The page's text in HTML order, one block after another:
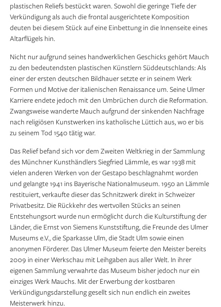
plastischen Reliefs bestückt waren. Sowohl die geringe Tiefe der
Verkündigung als auch die frontal ausgerichtete Komposition
deuten bei diesem Stück auf eine Einbettung in die Innenseite eines
Altarflügels hin.
Nicht nur aufgrund seines handwerklichen Geschicks gehört Mauch
zu den bedeutendsten plastischen Künstlern Süddeutschlands: Als
einer der ersten deutschen Bildhauer setzte er in seinem Werk
Formen und Motive der italienischen Renaissance um. Seine Ulmer
Karriere endete jedoch mit den Umbrüchen durch die Reformation.
Zwangsweise wanderte Mauch aufgrund der sinkenden Nachfrage
nach religiösen Kunstwerken ins katholische Lüttich aus, wo er bis
zu seinem Tod 1540 tätig war.
Das Relief befand sich vor dem Zweiten Weltkrieg in der Sammlung
des Münchner Kunsthändlers Siegfried Lämmle, es war 1938 mit
vielen anderen Werken von der Gestapo beschlagnahmt worden
und gelangte 1941 ins Bayerische Nationalmuseum. 1950 an Lämmle
restituiert, verkaufte dieser das Schnitzwerk direkt in Schweizer
Privatbesitz. Die Rückkehr des wertvollen Stücks an seinen
Entstehungsort wurde nun ermöglicht durch die Kulturstiftung der
Länder, die Ernst von Siemens Kunststiftung, die Freunde des Ulmer
Museums e.V., die Sparkasse Ulm, die Stadt Ulm sowie einen
anonymen Förderer. Das Ulmer Museum feierte den Meister bereits
2009 in einer Werkschau mit Leihgaben aus aller Welt. In ihrer
eigenen Sammlung verwahrte das Museum bisher jedoch nur ein
einziges Werk Mauchs. Mit der Erwerbung der kostbaren
Verkündigungsdarstellung gesellt sich nun endlich ein zweites
Meisterwerk hinzu.